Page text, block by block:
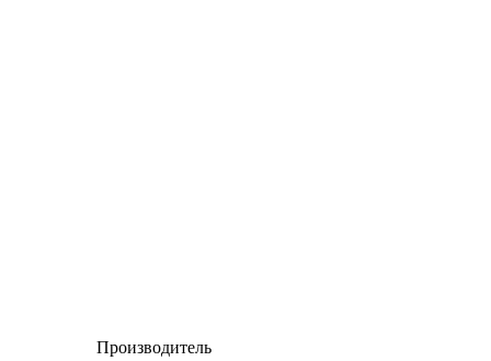
Производитель